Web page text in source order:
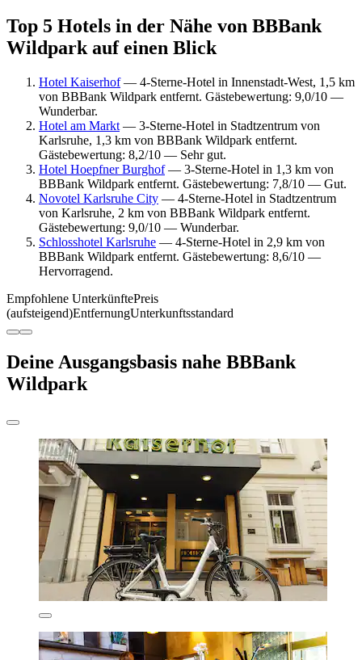
Top 5 Hotels in der Nähe von BBBank
Wildpark auf einen Blick
Hotel Kaiserhof— 4-Sterne-Hotel in Innenstadt-West, 1,5 km
von BBBank Wildpark entfernt. Gästebewertung: 9,0/10 —
Wunderbar.
Hotel am Markt — 3-Sterne-Hotel in Stadtzentrum von
Karlsruhe, 1,3 km von BBBank Wildpark entfernt.
Gästebewertung: 8,2/10 — Sehr gut.
Hotel Hoepfner Burghof— 3-Sterne-Hotel in 1,3 km von
BBBank Wildpark entfernt. Gästebewertung: 7,8/10 — Gut.
Novotel Karlsruhe City — 4-Sterne-Hotel in Stadtzentrum
von Karlsruhe, 2 km von BBBank Wildpark entfernt.
Gästebewertung: 9,0/10 — Wunderbar.
Schlosshotel Karlsruhe — 4-Sterne-Hotel in 2,9 km von
BBBank Wildpark entfernt. Gästebewertung: 8,6/10 —
Hervorragend.
Empfohlene UnterkünftePreis
(aufsteigend)EntfernungUnterkunftsstandard
Deine Ausgangsbasis nahe BBBank
Wildpark